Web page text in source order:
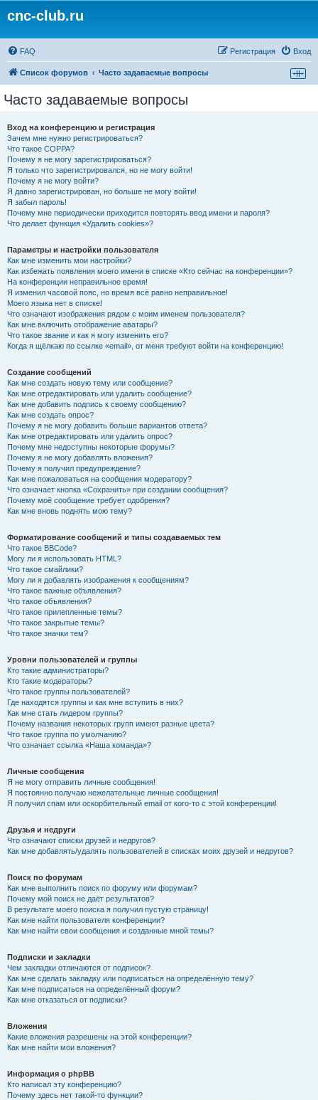
cnc-club.ru
FAQ Вход
Регистрация
Список форумов Часто задаваемые вопросы
Часто задаваемые вопросы
Вход на конференцию и регистрация
Зачем мне нужно регистрироваться?
Что такое COPPA?
Почему я не могу зарегистрироваться?
Я только что зарегистрировался, но не могу войти!
Почему я не могу войти?
Я давно зарегистрирован, но больше не могу войти!
Я забыл пароль!
Почему мне периодически приходится повторять ввод имени и пароля?
Что делает функция «Удалить cookies»?
Параметры и настройки пользователя
Как мне изменить мои настройки?
Как избежать появления моего имени в списке «Кто сейчас на конференции»?
На конференции неправильное время!
Я изменил часовой пояс, но время всё равно неправильное!
Моего языка нет в списке!
Что означают изображения рядом с моим именем пользователя?
Как мне включить отображение аватары?
Что такое звание и как я могу изменить его?
Когда я щёлкаю по ссылке «email», от меня требуют войти на конференцию!
Создание сообщений
Как мне создать новую тему или сообщение?
Как мне отредактировать или удалить сообщение?
Как мне добавить подпись к своему сообщению?
Как мне создать опрос?
Почему я не могу добавить больше вариантов ответа?
Как мне отредактировать или удалить опрос?
Почему мне недоступны некоторые форумы?
Почему я не могу добавлять вложения?
Почему я получил предупреждение?
Как мне пожаловаться на сообщения модератору?
Что означает кнопка «Сохранить» при создании сообщения?
Почему моё сообщение требует одобрения?
Как мне вновь поднять мою тему?
Форматирование сообщений и типы создаваемых тем
Что такое BBCode?
Могу ли я использовать HTML?
Что такое смайлики?
Могу ли я добавлять изображения к сообщениям?
Что такое важные объявления?
Что такое объявления?
Что такое прилепленные темы?
Что такое закрытые темы?
Что такое значки тем?
Уровни пользователей и группы
Кто такие администраторы?
Кто такие модераторы?
Что такое группы пользователей?
Где находятся группы и как мне вступить в них?
Как мне стать лидером группы?
Почему названия некоторых групп имеют разные цвета?
Что такое группа по умолчанию?
Что означает ссылка «Наша команда»?
Личные сообщения
Я не могу отправить личные сообщения!
Я постоянно получаю нежелательные личные сообщения!
Я получил спам или оскорбительный email от кого-то с этой конференции!
Друзья и недруги
Что означают списки друзей и недругов?
Как мне добавлять/удалять пользователей в списках моих друзей и недругов?
Поиск по форумам
Как мне выполнить поиск по форуму или форумам?
Почему мой поиск не даёт результатов?
В результате моего поиска я получил пустую страницу!
Как мне найти пользователя конференции?
Как мне найти свои сообщения и созданные мной темы?
Подписки и закладки
Чем закладки отличаются от подписок?
Как мне сделать закладку или подписаться на определённую тему?
Как мне подписаться на определённый форум?
Как мне отказаться от подписки?
Вложения
Какие вложения разрешены на этой конференции?
Как мне найти мои вложения?
Информация о phpBB
Кто написал эту конференцию?
Почему здесь нет такой-то функции?